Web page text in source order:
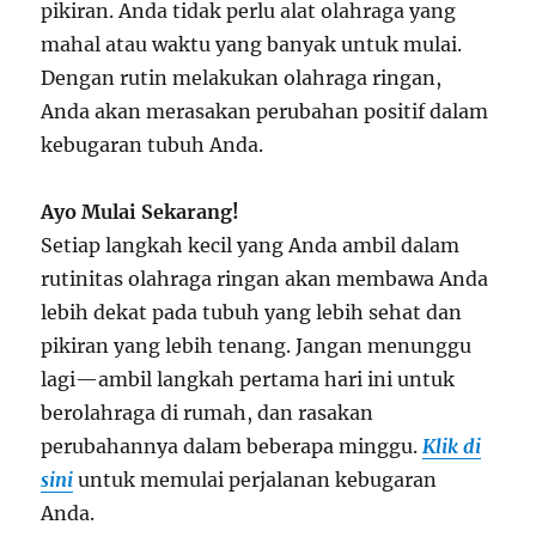
pikiran. Anda tidak perlu alat olahraga yang
mahal atau waktu yang banyak untuk mulai.
Dengan rutin melakukan olahraga ringan,
Anda akan merasakan perubahan positif dalam
kebugaran tubuh Anda.
Ayo Mulai Sekarang!
Setiap langkah kecil yang Anda ambil dalam
rutinitas olahraga ringan akan membawa Anda
lebih dekat pada tubuh yang lebih sehat dan
pikiran yang lebih tenang. Jangan menunggu
lagi—ambil langkah pertama hari ini untuk
berolahraga di rumah, dan rasakan
perubahannya dalam beberapa minggu. Klik di
sini untuk memulai perjalanan kebugaran
Anda.